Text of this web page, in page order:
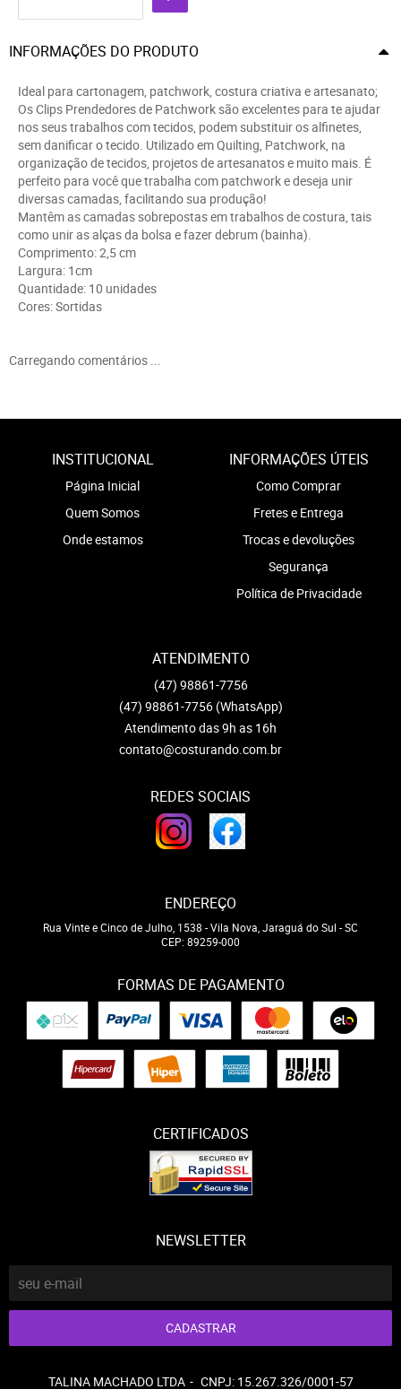
INFORMAÇÕES DO PRODUTO
Ideal para cartonagem, patchwork, costura criativa e artesanato;
Os Clips Prendedores de Patchwork são excelentes para te ajudar
nos seus trabalhos com tecidos, podem substituir os alfinetes,
sem danificar o tecido. Utilizado em Quilting, Patchwork, na
organização de tecidos, projetos de artesanatos e muito mais. É
perfeito para você que trabalha com patchwork e deseja unir
diversas camadas, facilitando sua produção!
Mantêm as camadas sobrepostas em trabalhos de costura, tais
como unir as alças da bolsa e fazer debrum (bainha).
Comprimento: 2,5 cm
Largura: 1cm
Quantidade: 10 unidades
Cores: Sortidas
Carregando comentários ...
INSTITUCIONAL
Página Inicial
Quem Somos
Onde estamos
INFORMAÇÕES ÚTEIS
Como Comprar
Fretes e Entrega
Trocas e devoluções
Segurança
Política de Privacidade
ATENDIMENTO
(47) 98861-7756
(47) 98861-7756 (WhatsApp)
Atendimento das 9h as 16h
contato@costurando.com.br
REDES SOCIAIS
ENDEREÇO
Rua Vinte e Cinco de Julho, 1538 -Vila Nova, Jaraguá do Sul -SC
CEP: 89259-000
FORMAS DE PAGAMENTO
CERTIFICADOS
NEWSLETTER
CADASTRAR
TALINA MACHADO LTDA CNPJ: 15.267.326/0001-57